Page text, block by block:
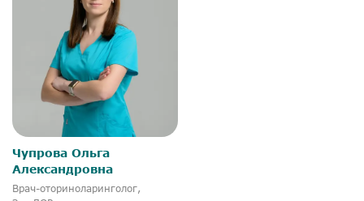
Чупрова Ольга
Александровна
Врач-оториноларинголог,